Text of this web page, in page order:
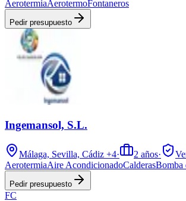
AerotermiaAerotermoFontaneros
Pedir presupuesto
Ingemansol, S.L.
Málaga, Sevilla, Cádiz +4· 2 años·
AerotermiaAire AcondicionadoCalderasBomba
Pedir presupuesto
FC